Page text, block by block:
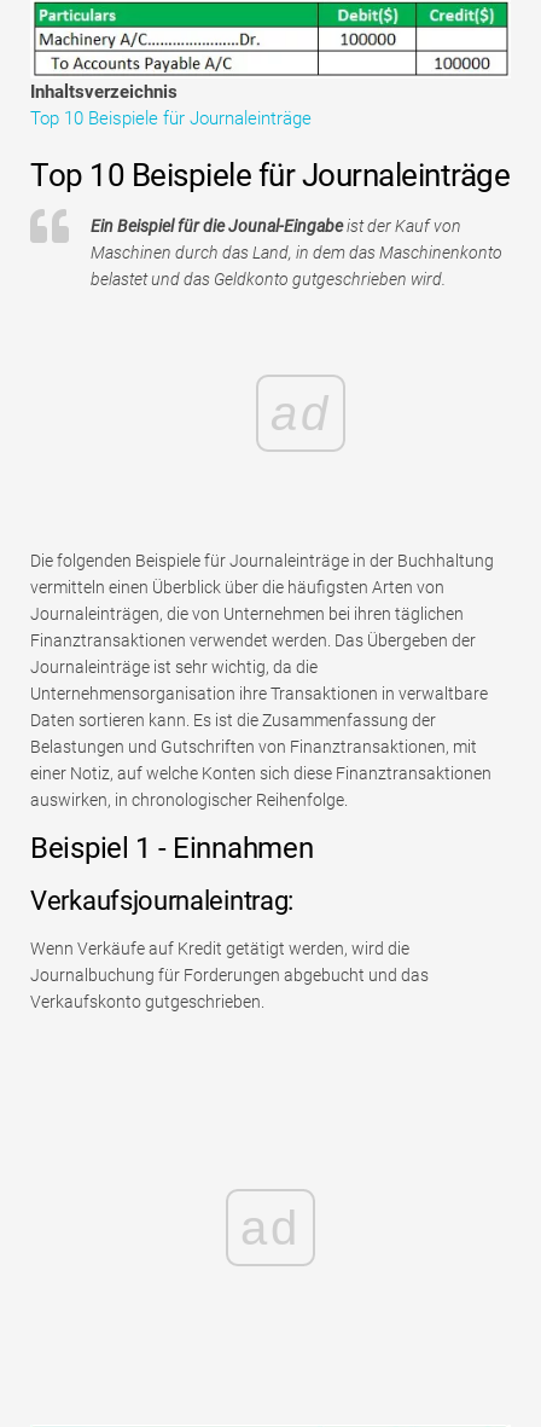
Tutorials zur Finanzmodellierung
Vollständige Form
Risikomanagement-Tutorials
Inhaltsverzeichnis
Top 10 Beispiele für Journaleinträge
Top 10 Beispiele für Journaleinträge
Ein Beispiel für die Jounal-Eingabeist der Kauf von
Maschinen durch das Land, in dem das Maschinenkonto
belastet und das Geldkonto gutgeschrieben wird.
ad
Die folgenden Beispiele für Journaleinträge in der Buchhaltung
vermitteln einen Überblick über die häufigsten Arten von
Journaleinträgen, die von Unternehmen bei ihren täglichen
Finanztransaktionen verwendet werden. Das Übergeben der
Journaleinträge ist sehr wichtig, da die
Unternehmensorganisation ihre Transaktionen in verwaltbare
Daten sortieren kann. Es ist die Zusammenfassung der
Belastungen und Gutschriften von Finanztransaktionen, mit
einer Notiz, auf welche Konten sich diese Finanztransaktionen
auswirken, in chronologischer Reihenfolge.
Beispiel 1 - Einnahmen
Verkaufsjournaleintrag:
Wenn Verkäufe auf Kredit getätigt werden, wird die
Journalbuchung für Forderungen abgebucht und das
Verkaufskonto gutgeschrieben.
ad